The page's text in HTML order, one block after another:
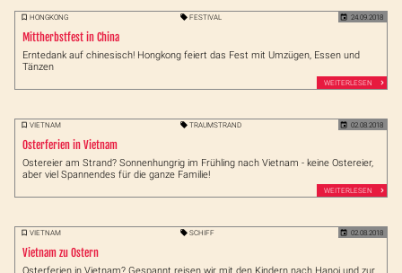
HONGKONG FESTIVAL 24.09.2018
Mittherbstfest in China
Erntedank auf chinesisch! Hongkong feiert das Fest mit Umzügen, Essen und
Tänzen
WEITERLESEN
VIETNAM TRAUMSTRAND 02.08.2018
Osterferien in Vietnam
Ostereier am Strand? Sonnenhungrig im Frühling nach Vietnam - keine Ostereier,
aber viel Spannendes für die ganze Familie!
WEITERLESEN
VIETNAM SCHIFF 02.08.2018
Vietnam zu Ostern